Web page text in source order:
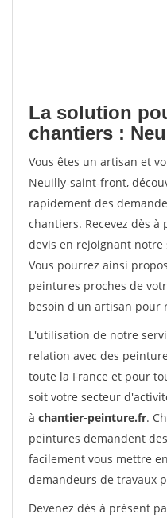
La solution
chantiers :
Vous êtes un artisan et
Neuilly-saint-front,
rapidement des
chantiers. Recevez dès
devis en rejoignant notre
Vous pourrez ainsi
peintures proches de
besoin d'un artisan pour
L'utilisation de notre
relation avec des
toute la France et pour
soit votre secteur
à chantier-peinture.fr.
peintures demandent
facilement vous mettre
demandeurs de travaux
Devenez dès à présent